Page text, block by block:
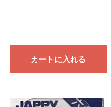
カートに入れる